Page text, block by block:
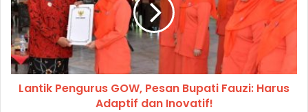
Lantik Pengurus GOW, Pesan Bupati Fauzi: Harus
Adaptif dan Inovatif!